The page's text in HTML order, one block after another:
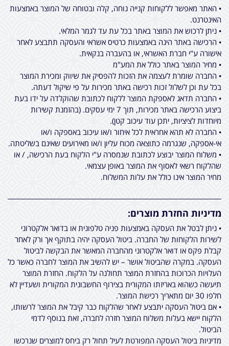
• האתר מאפשר ללקוחות קנייה נוחה, קלה ובטוחה של המוצר באמצעות
האינטרנט.
• ניתן לרכוש את המוצר באתר בכל עת עד לגמר המלאי.
• הרכישה באתר הינה באמצעות כרטיס אשראי והעסקה תתבצע לאחר
אישורה ע"י חברת האשראי, או בהעברה בנקאית.
• מחיר המוצר באתר כולל את המע"מ
• החברה שומרת לעצמה את הזכות להפסיק את שיווק ומכירת המוצר
בכל עת וכן לשלול זכות רכישה באתר מכירות על פי שיקול דעתה.
• החברה תדאג לאספקת המוצר ללקוח לכתובת שהוקלדה על ידו בעת
ביצוע הרכישה באתר מכירות, תוך 7 ימי עסקים. (בהזמנת קשירות
מיוחדות לציציות, יתכן עוד עיכוב קטן).
• החברה לא תהא אחראית לכל איחור ו/או עיכוב באספקה ו/או
אי-אספקה, שנגרמה כתוצאה מכוח עליון ו/או מאירועים שאינם בשליטתה.
• משלוח המוצר יבוצע לכתובת שנמסרה ע"י הלקוח בעת הרכישה, / או
שהלקוח רשאי לאסוף את המוצר באופן עצמאי.
מחיר המוצר אינו כולל את עלות המשלוח.
מדיניות החזרת מוצרים:
• ניתן לבטל את העסקה באמצעות פניה טלפונית או בדואר אלקטרוני
לשירות הלקוחות של החברה. ביטול העסקה יהיה בתוקף אך ורק לאחר
קבלת פקס או דואר אלקטרוני מהחברה המאשר את הבקשה לביטול
העסקה. במקרה שהביטול אושר – יש להשיב את המוצר לחברה כאשר כל
העלויות הכרוכות בהחזרת המוצר תחולנה על הלקוח. החזרת המוצר
תיעשה כשהוא באריזתו המקורית בצירוף החשבונית המקורית ושעדיין לא
חלפו 30 יום מתאריך רכישת המוצר.
• אם ביטול העסקה יתבצע לאחר שהלקוח כבר קיבל את המוצר לרשותו,
הלקוח יישא בעלות משלוח המוצר חזרה לחברה, זאת בנוסף לדמי
הביטול.
מדיניות ביטול העסקה המפורטת לעיל תחול רק ביחס למוצרים שנרכשו